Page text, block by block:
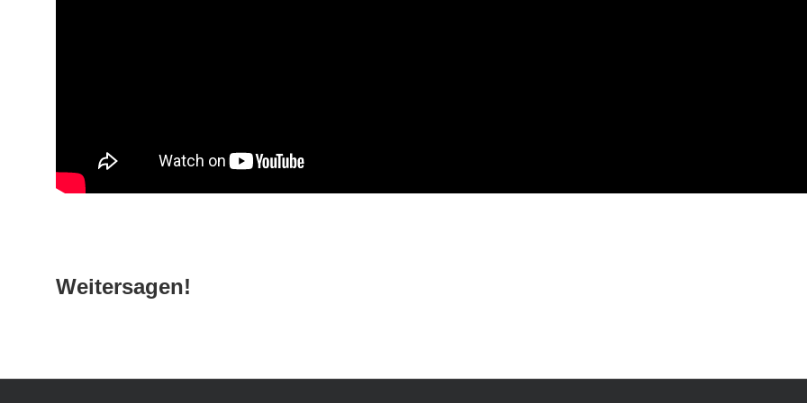
Weitersagen!